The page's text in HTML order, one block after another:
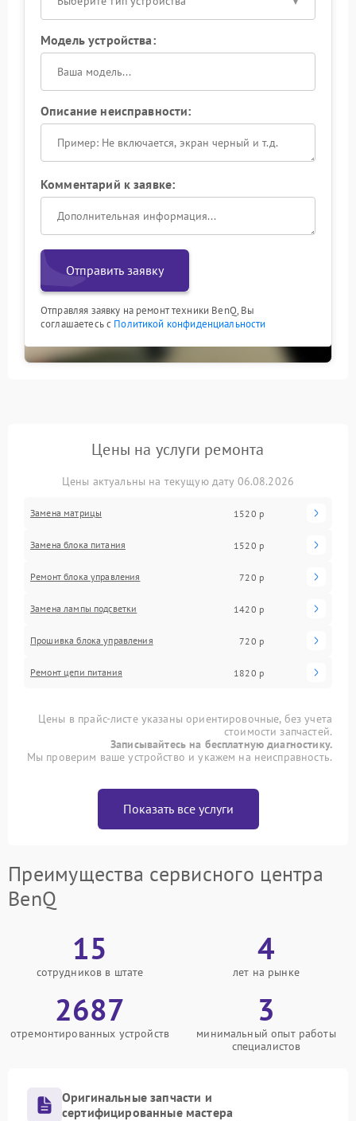
Модель устройства:
Описание неисправности:
Комментарий к заявке:
Отправить заявку
Отправляя заявку на ремонт техники BenQ, Вы
соглашаетесь с Политикой конфиденциальности
Цены на услуги ремонта
Цены актуальны на текущую дату 06.08.2026
Замена матрицы 1520 р
Замена блока питания 1520 р
Ремонт блока управления 720 р
Замена лампы подсветки 1420 р
Прошивка блока управления 720 р
Ремонт цепи питания 1820 р
Цены в прайс-листе указаны ориентировочные, без учета
стоимости запчастей.
Записывайтесь на бесплатную диагностику.
Мы проверим ваше устройство и укажем на неисправность.
Показать все услуги
Преимущества сервисного центра
BenQ
15
сотрудников в штате
4
лет на рынке
2687
отремонтированных устройств
3
минимальный опыт работы
специалистов
Оригинальные запчасти и
сертифицированные мастера